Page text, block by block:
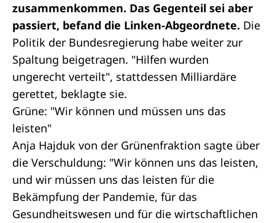
zusammenkommen. Das Gegenteil sei aber
passiert, befand die Linken-Abgeordnete. Die
Politik der Bundesregierung habe weiter zur
Spaltung beigetragen. "Hilfen wurden
ungerecht verteilt", stattdessen Milliardäre
gerettet, beklagte sie.
Grüne: "Wir können und müssen uns das
leisten"
Anja Hajduk von der Grünenfraktion sagte über
die Verschuldung: "Wir können uns das leisten,
und wir müssen uns das leisten für die
Bekämpfung der Pandemie, für das
Gesundheitswesen und für die wirtschaftlichen